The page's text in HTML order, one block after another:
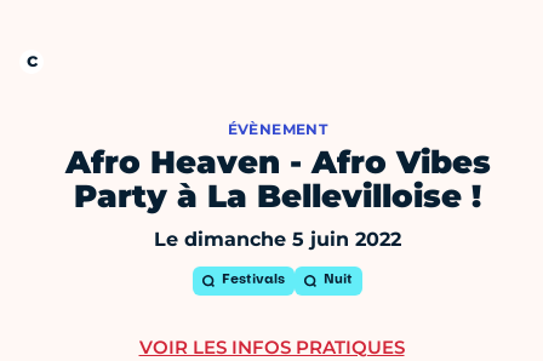
ÉVÈNEMENT
Afro Heaven - Afro Vibes
Party à La Bellevilloise !
Le dimanche 5 juin 2022
Festivals Nuit
VOIR LES INFOS PRATIQUES